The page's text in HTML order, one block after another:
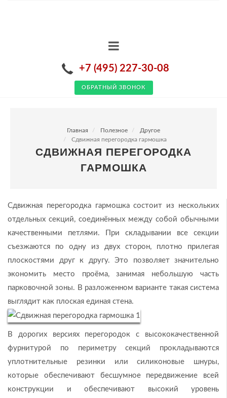
+7 (495) 227-30-08
ОБРАТНЫЙ ЗВОНОК
Главная Полезное
Другое
Сдвижная перегородка гармошка
СДВИЖНАЯ ПЕРЕГОРОДКА
ГАРМОШКА
Сдвижная перегородка гармошка состоит из нескольких
отдельных секций, соединённых между собой обычными
качественными петлями. При складывании все секции
съезжаются по одну из двух сторон, плотно прилегая
плоскостями друг к другу. Это позволяет значительно
экономить место проёма, занимая небольшую часть
парковочной зоны. В разложенном варианте такая система
выглядит как плоская единая стена.
В дорогих версиях перегородок с высококачественной
фурнитурой по периметру секций прокладываются
уплотнительные резинки или силиконовые шнуры,
которые обеспечивают бесшумное передвижение всей
конструкции и обеспечивают высокий уровень